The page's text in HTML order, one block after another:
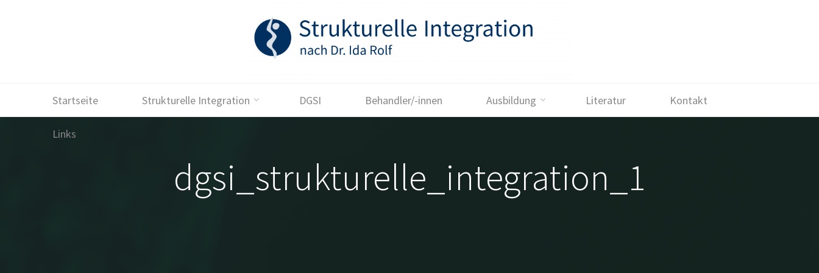
Startseite Strukturelle Integration DGSI Behandler/-innen Ausbildung Literatur Kontakt
Links
dgsi_strukturelle_integration_1